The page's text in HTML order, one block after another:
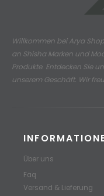
Willkommen bei Arya
an Shisha Marken und
Produkte. Entdecken Sie
unserem Geschäft. Wir
Über uns
Faq
Versand & Lieferung